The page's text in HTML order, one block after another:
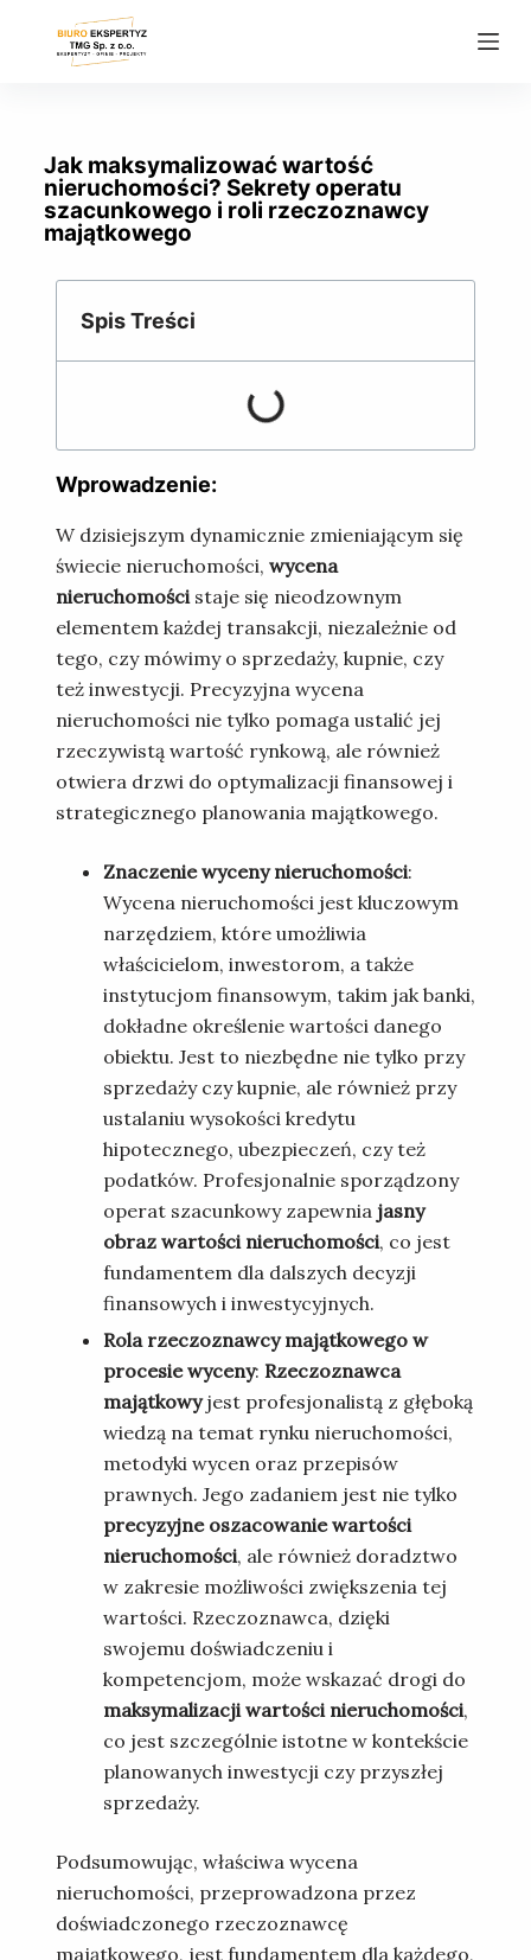
Jak maksymalizować wartość
nieruchomości? Sekrety operatu
szacunkowego i roli rzeczoznawcy
majątkowego
Spis Treści
Wprowadzenie:
W dzisiejszym dynamicznie zmieniającym się
świecie nieruchomości, wycena
nieruchomościstaje się nieodzownym
elementem każdej transakcji, niezależnie od
tego, czy mówimy o sprzedaży, kupnie, czy
też inwestycji. Precyzyjna wycena
nieruchomości nie tylko pomaga ustalić jej
rzeczywistą wartość rynkową, ale również
otwiera drzwi do optymalizacji finansowej i
strategicznego planowania majątkowego.
Znaczenie wyceny nieruchomości:
Wycena nieruchomości jest kluczowym
narzędziem, które umożliwia
właścicielom, inwestorom, a także
instytucjom finansowym, takim jak banki,
dokładne określenie wartości danego
obiektu. Jest to niezbędne nie tylko przy
sprzedaży czy kupnie, ale również przy
ustalaniu wysokości kredytu
hipotecznego, ubezpieczeń, czy też
podatków. Profesjonalnie sporządzony
operat szacunkowy zapewnia jasny
obraz wartości nieruchomości, co jest
fundamentem dla dalszych decyzji
finansowych i inwestycyjnych.
Rola rzeczoznawcy majątkowego w
procesie wyceny: Rzeczoznawca
majątkowyjest profesjonalistą z głęboką
wiedzą na temat rynku nieruchomości,
metodyki wycen oraz przepisów
prawnych. Jego zadaniem jest nie tylko
precyzyjne oszacowanie wartości
nieruchomości, ale również doradztwo
w zakresie możliwości zwiększenia tej
wartości. Rzeczoznawca, dzięki
swojemu doświadczeniu i
kompetencjom, może wskazać drogi do
maksymalizacji wartości nieruchomości,
co jest szczególnie istotne w kontekście
planowanych inwestycji czy przyszłej
sprzedaży.
Podsumowując, właściwa wycena
nieruchomości, przeprowadzona przez
doświadczonego rzeczoznawcę
majątkowego, jest fundamentem dla każdego,